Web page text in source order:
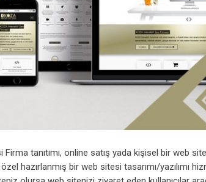
tanıtımı, online satış yada kişisel bir web
hazırlanmış bir web sitesi tasarımı/yazılımı